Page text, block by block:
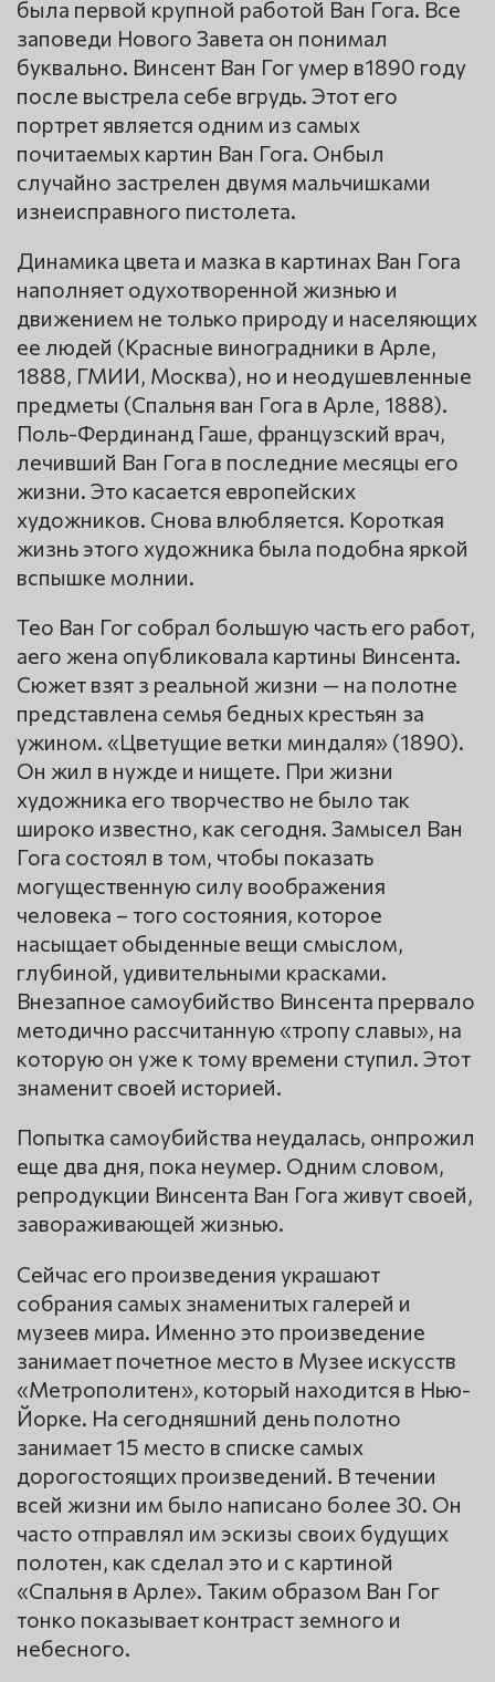
была первой крупной работой Ван Гога. Все
заповеди Нового Завета он понимал
буквально. Винсент Ван Гог умер в1890 году
после выстрела себе вгрудь. Этот его
портрет является одним из самых
почитаемых картин Ван Гога. Онбыл
случайно застрелен двумя мальчишками
изнеисправного пистолета.
Динамика цвета и мазка в картинах Ван Гога
наполняет одухотворенной жизнью и
движением не только природу и населяющих
ее людей (Красные виноградники в Арле,
1888, ГМИИ, Москва), но и неодушевленные
предметы (Спальня ван Гога в Арле, 1888).
Поль-Фердинанд Гаше, французский врач,
лечивший Ван Гога в последние месяцы его
жизни. Это касается европейских
художников. Снова влюбляется. Короткая
жизнь этого художника была подобна яркой
вспышке молнии.
Тео Ван Гог собрал большую часть его работ,
аего жена опубликовала картины Винсента.
Сюжет взят з реальной жизни — на полотне
представлена семья бедных крестьян за
ужином. «Цветущие ветки миндаля» (1890).
Он жил в нужде и нищете. При жизни
художника его творчество не было так
широко известно, как сегодня. Замысел Ван
Гога состоял в том, чтобы показать
могущественную силу воображения
человека – того состояния, которое
насыщает обыденные вещи смыслом,
глубиной, удивительными красками.
Внезапное самоубийство Винсента прервало
методично рассчитанную «тропу славы», на
которую он уже к тому времени ступил. Этот
знаменит своей историей.
Попытка самоубийства неудалась, онпрожил
еще два дня, пока неумер. Одним словом,
репродукции Винсента Ван Гога живут своей,
завораживающей жизнью.
Сейчас его произведения украшают
собрания самых знаменитых галерей и
музеев мира. Именно это произведение
занимает почетное место в Музее искусств
«Метрополитен», который находится в Нью-
Йорке. На сегодняшний день полотно
занимает 15 место в списке самых
дорогостоящих произведений. В течении
всей жизни им было написано более 30. Он
часто отправлял им эскизы своих будущих
полотен, как сделал это и с картиной
«Спальня в Арле». Таким образом Ван Гог
тонко показывает контраст земного и
небесного.